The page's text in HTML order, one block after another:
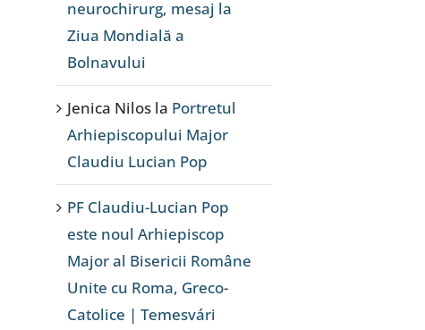
neurochirurg, mesaj la
Ziua Mondială a
Bolnavului
Jenica Nilos la Portretul
Arhiepiscopului Major
Claudiu Lucian Pop
PF Claudiu-Lucian Pop
este noul Arhiepiscop
Major al Bisericii Române
Unite cu Roma, Greco-
Catolice | Temesvári